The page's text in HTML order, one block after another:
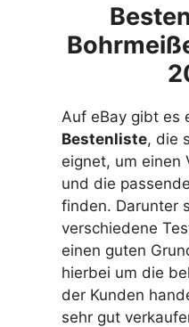
Auf eBay gibt es
Bestenliste, die
eignet, um einen
und die
finden. Darunter
verschiedene
einen guten
hierbei um die
der Kunden
sehr gut